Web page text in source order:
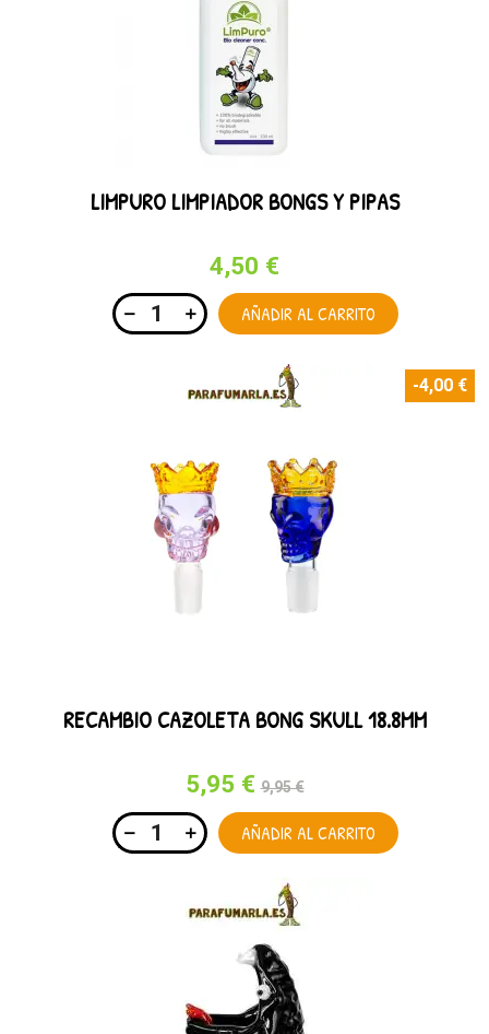
LIMPURO LIMPIADOR BONGS Y PIPAS
4,50 €
AÑADIR AL CARRITO
RECAMBIO CAZOLETA BONG SKULL 18.8MM
5,95 € 9,95 €
AÑADIR AL CARRITO
-4,00 €